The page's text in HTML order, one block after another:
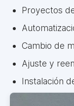
Proyectos
Cambio de
Ajuste y
Instalación